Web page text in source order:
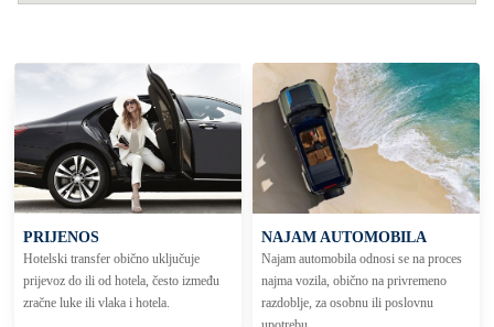
PRIJENOS
Hotelski transfer obično uključuje
prijevoz do ili od hotela, često između
zračne luke ili vlaka i hotela.
NAJAM AUTOMOBILA
Najam automobila odnosi se na proces
najma vozila, obično na privremeno
razdoblje, za osobnu ili poslovnu